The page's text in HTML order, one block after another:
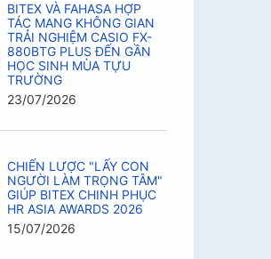
BITEX VÀ FAHASA HỢP
TÁC MANG KHÔNG GIAN
TRẢI NGHIỆM CASIO FX-
880BTG PLUS ĐẾN GẦN
HỌC SINH MÙA TỰU
TRƯỜNG
23/07/2026
CHIẾN LƯỢC "LẤY CON
NGƯỜI LÀM TRỌNG TÂM"
GIÚP BITEX CHINH PHỤC
HR ASIA AWARDS 2026
15/07/2026